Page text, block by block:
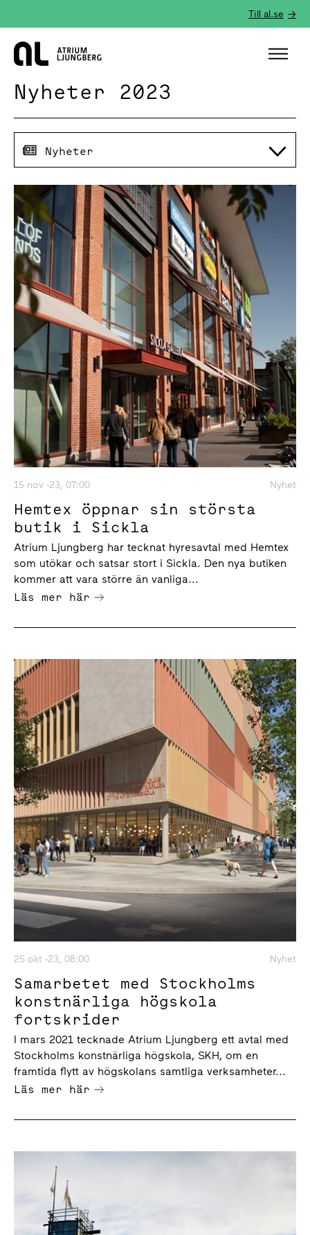
Till al.se
Hem
Nyheter 2023
Nyheter
15 nov -23, 07:00 Nyhet
Hemtex öppnar sin största
butik i Sickla
Atrium Ljungberg har tecknat hyresavtal med Hemtex
som utökar och satsar stort i Sickla. Den nya butiken
kommer att vara större än vanliga...
Läs mer här
25 okt -23, 08:00 Nyhet
Samarbetet med Stockholms
konstnärliga högskola
fortskrider
I mars 2021 tecknade Atrium Ljungberg ett avtal med
Stockholms konstnärliga högskola, SKH, om en
framtida flytt av högskolans samtliga verksamheter...
Läs mer här